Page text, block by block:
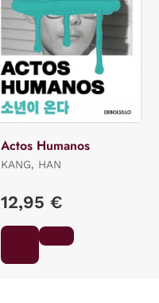
Actos Humanos
KANG, HAN
12,95 €